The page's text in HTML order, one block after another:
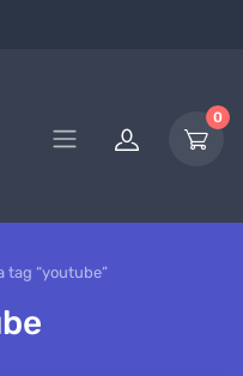
0
tag “youtube”